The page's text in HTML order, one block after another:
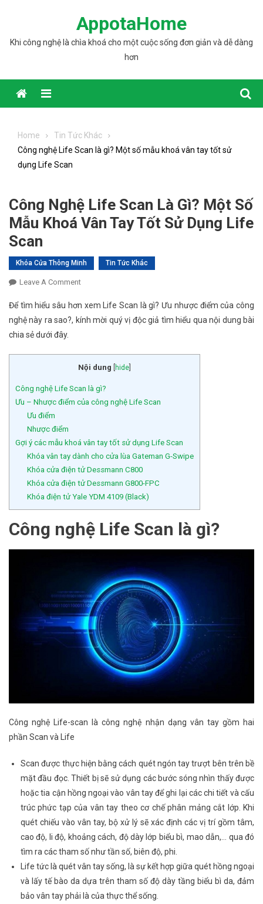
AppotaHome
Khi công nghệ là chìa khoá cho một cuộc sống đơn giản và dễ dàng
hơn
Home
Tin Tức Khác
Công nghệ Life Scan là gì? Một số mẫu khoá vân tay tốt sử
dụng Life Scan
Công Nghệ Life Scan Là Gì? Một Số
Mẫu Khoá Vân Tay Tốt Sử Dụng Life
Scan
Khóa Cửa Thông Minh Tin Tức Khác
Leave A Comment
Để tìm hiểu sâu hơn xem Life Scan là gì? Ưu nhược điểm của công
nghệ này ra sao?, kính mời quý vị độc giả tìm hiểu qua nội dung bài
chia sẻ dưới đây.
Nội dung hide
Công nghệ Life Scan là gì?
Ưu – Nhược điểm của công nghệ Life Scan
Ưu điểm
Nhược điểm
Gợi ý các mẫu khoá vân tay tốt sử dụng Life Scan
Khóa vân tay dành cho cửa lùa Gateman G-Swipe
Khóa cửa điện tử Dessmann C800
Khóa cửa điện tử Dessmann G800-FPC
Khóa điện tử Yale YDM 4109 (Black)
Công nghệ Life Scan là gì?
Công nghệ Life-scan là công nghệ nhận dạng vân tay gồm hai
phần Scan và Life
Scan được thực hiện bằng cách quét ngón tay trượt bên trên bề
mặt đầu đọc. Thiết bị sẽ sử dụng các bước sóng nhìn thấy được
hoặc tia cận hồng ngoại vào vân tay để ghi lại các chi tiết và cấu
trúc phức tạp của vân tay theo cơ chế phân mảng cắt lớp. Khi
quét chiếu vào vân tay, bộ xử lý sẽ xác định các vị trí gồm tâm,
cao độ, li độ, khoảng cách, độ dày lớp biểu bì, mao dẫn,… qua đó
tìm ra các tham số như tần số, biên độ, phi.
Life tức là quét vân tay sống, là sự kết hợp giữa quét hồng ngoại
và lấy tế bào da dựa trên tham số độ dày tầng biểu bì da, đảm
bảo vân tay phải là của thực thể sống.